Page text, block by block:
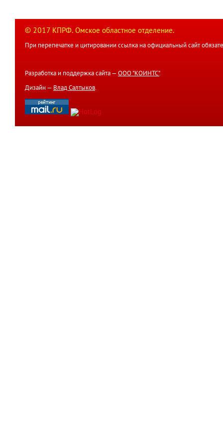
© 2017 КПРФ. Омское областное отделение.
При перепечатке и цитировании ссылка на официальный сайт
Разработка и поддержка сайта — ООО "КОИНТС".
Дизайн — Влад Салтыков.